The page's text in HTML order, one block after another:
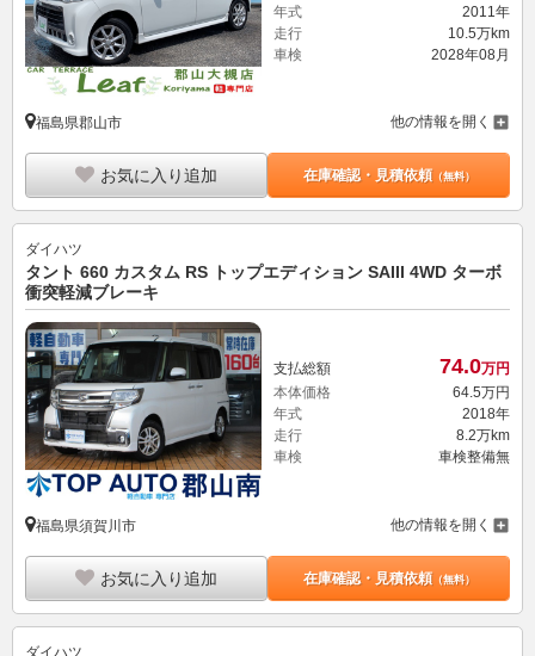
年式
2011年
走行
10.5万km
車検
2028年08月
福島県郡山市 他の情報を開く
お気に入り追加 在庫確認・見積依頼（無料）
ダイハツ
タント 660 カスタム RS トップエディション SAIII 4WD ターボ
衝突軽減ブレーキ
支払総額 74.0万円
本体価格
64.5万円
年式
2018年
走行
8.2万km
車検
車検整備無
福島県須賀川市 他の情報を開く
お気に入り追加 在庫確認・見積依頼（無料）
ダイハツ